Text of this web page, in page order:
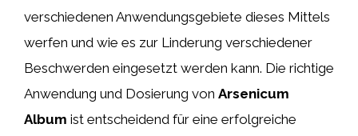
verschiedenen Anwendungsgebiete dieses Mittels
werfen und wie es zur Linderung verschiedener
Beschwerden eingesetzt werden kann. Die richtige
Anwendung und Dosierung von Arsenicum
Album ist entscheidend für eine erfolgreiche